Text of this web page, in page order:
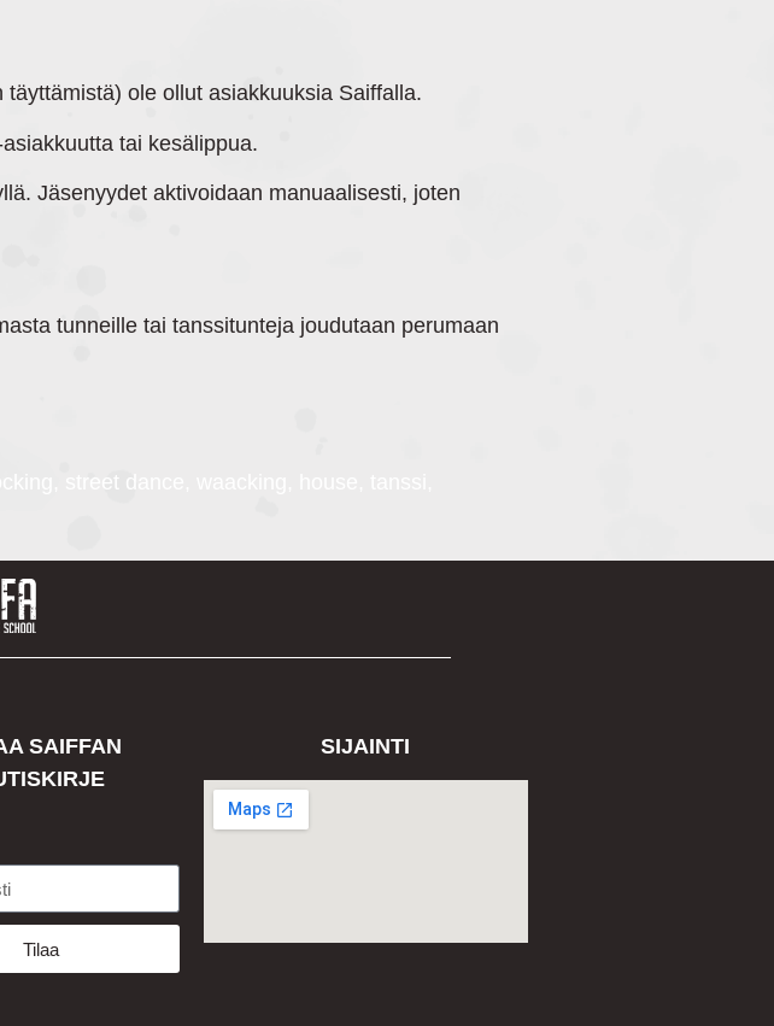
ole ollut asiakkuuksia Saiffalla.
tai kesälippua.
Jäsenyydet aktivoidaan manuaalisesti, joten
tunneille tai tanssitunteja joudutaan perumaan
street dance, waacking, house, tanssi,
SAIFFAN
Tilaa
SIJAINTI